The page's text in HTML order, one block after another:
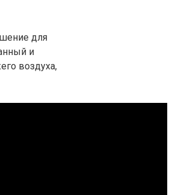
для
и
воздуха,